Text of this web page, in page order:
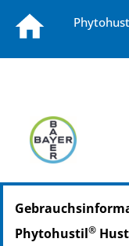
PZN: 10033408
PPN: 111003340800
NTIN:Phytohustil®